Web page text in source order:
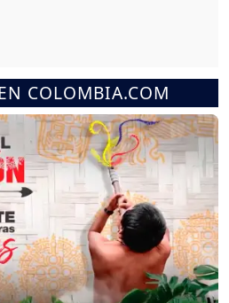
COLOMBIA.COM